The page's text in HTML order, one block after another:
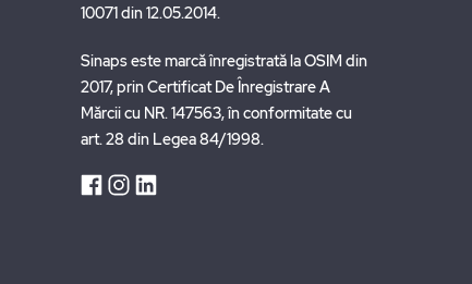
10071 din 12.05.2014.
Sinaps este marcă înregistrată la OSIM din
2017, prin Certificat De Înregistrare A
Mărcii cu NR. 147563, în conformitate cu
art. 28 din Legea 84/1998.